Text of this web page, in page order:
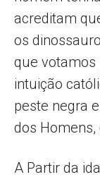
acreditam
os
que votamos
intuição
peste negra
dos
A Partir da